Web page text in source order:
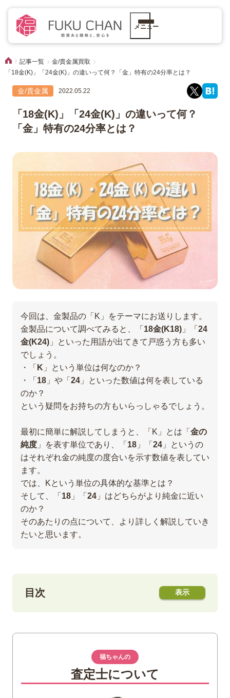
メニュー
記事一覧
金/貴金属買取
「18金(K)」「24金(K)」の違いって何？「金」特有の24分率とは？
金/貴金属 2022.05.22
「18金(K)」「24金(K)」の違いって何？
「金」特有の24分率とは？
今回は、金製品の「K」をテーマにお送りします。
金製品について調べてみると、「 18金(K18) 」「 24
金(K24) 」といった用語が出てきて戸惑う方も多い
でしょう。
・「 K 」という単位は何なのか？
・「 18 」や「 24 」といった数値は何を表している
のか？
という疑問をお持ちの方もいらっしゃるでしょう。
最初に簡単に解説してしまうと、「K」とは「 金の
純度 」を表す単位であり、「 18 」「 24 」というの
はそれぞれ金の純度の度合いを示す数値を表してい
ます。
では、Kという単位の具体的な基準とは？
そして、「 18 」「 24 」はどちらがより純金に近い
のか？
そのあたりの点について、より詳しく解説していき
たいと思います。
目次
24金(K24)＝金100％の純金！
なぜ別の金属を混ぜるの？
福ちゃんの
査定士について